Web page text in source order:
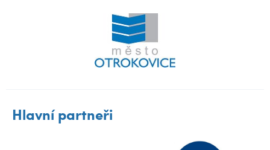
Hlavní partneři